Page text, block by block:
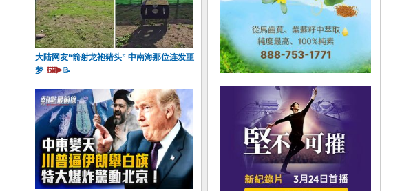
大陆网友“箭射龙袍猪头” 中南海那位连发噩
梦 🖼️▶️📝